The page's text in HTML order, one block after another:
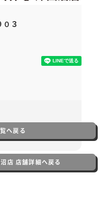
３
へ戻る
店 店舗詳細へ戻る